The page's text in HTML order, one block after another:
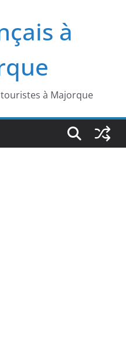
à
à Majorque